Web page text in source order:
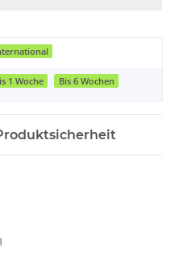
1 Woche Bis 6 Wochen